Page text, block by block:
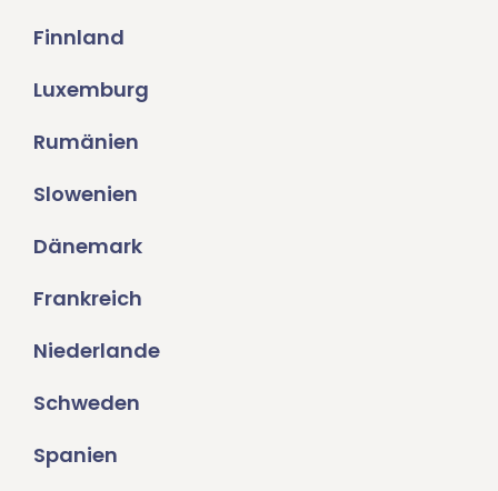
Finnland
Luxemburg
Rumänien
Slowenien
Dänemark
Frankreich
Niederlande
Schweden
Spanien